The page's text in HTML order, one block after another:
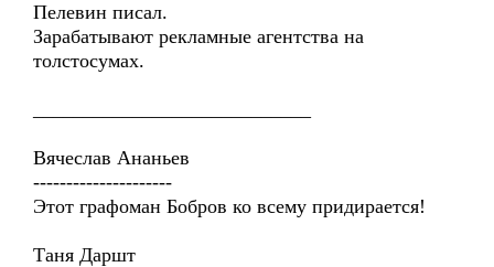
Пелевин писал.
Зарабатывают рекламные агентства на
толстосумах.
Вячеслав Ананьев
---------------------
Этот графоман Бобров ко всему придирается!
Таня Даршт